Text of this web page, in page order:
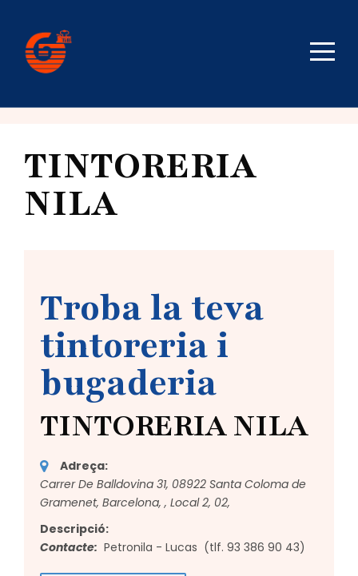
TINTORERIA
NILA
Troba la teva
tintoreria i
bugaderia
TINTORERIA NILA
Adreça:
Carrer De Balldovina 31, 08922 Santa Coloma de
Gramenet, Barcelona, , Local 2, 02,
Descripció:
Contacte: Petronila - Lucas (tlf. 93 386 90 43)